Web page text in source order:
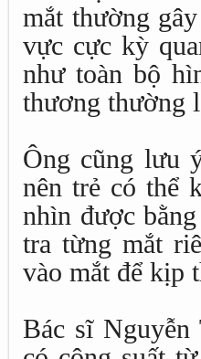
mắt thường
vực cực kỳ
như toàn bộ
thương thường
Ông cũng lưu
nên trẻ có thể
nhìn được
tra từng mắt
vào mắt để kịp
Bác sĩ Nguyễn